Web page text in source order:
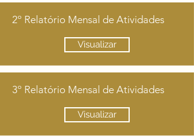
2º Relatório Mensal de Atividades
Visualizar
3º Relatório Mensal de Atividades
Visualizar